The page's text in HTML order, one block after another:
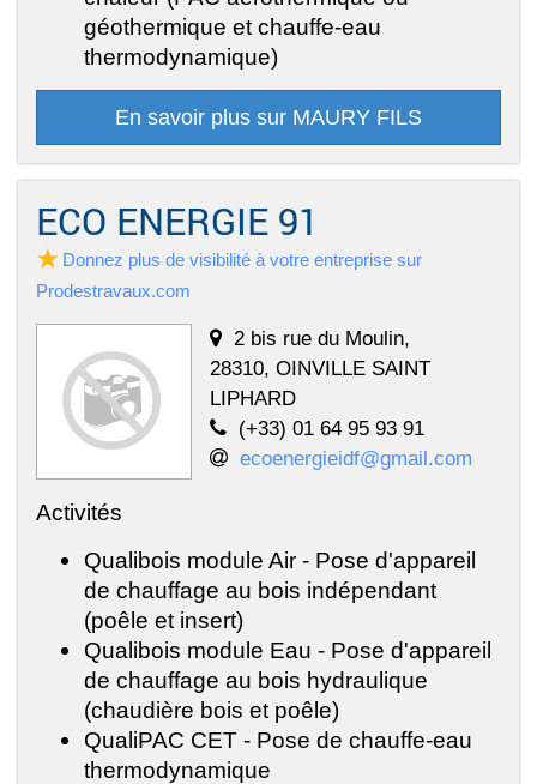
géothermique et chauffe-eau
thermodynamique)
En savoir plus sur MAURY FILS
ECO ENERGIE 91
Donnez plus de visibilité à votre entreprise sur
Prodestravaux.com
2 bis rue du Moulin,
28310, OINVILLE SAINT
LIPHARD
(+33) 01 64 95 93 91
ecoenergieidf@gmail.com
Activités
Qualibois module Air - Pose d'appareil
de chauffage au bois indépendant
(poêle et insert)
Qualibois module Eau - Pose d'appareil
de chauffage au bois hydraulique
(chaudière bois et poêle)
QualiPAC CET - Pose de chauffe-eau
thermodynamique